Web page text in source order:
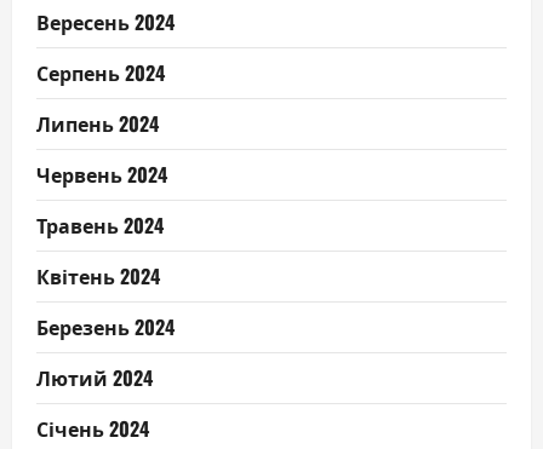
Вересень 2024
Серпень 2024
Липень 2024
Червень 2024
Травень 2024
Квітень 2024
Березень 2024
Лютий 2024
Січень 2024